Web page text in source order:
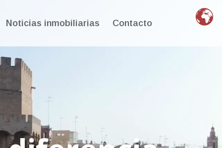
Noticias inmobiliarias Contacto